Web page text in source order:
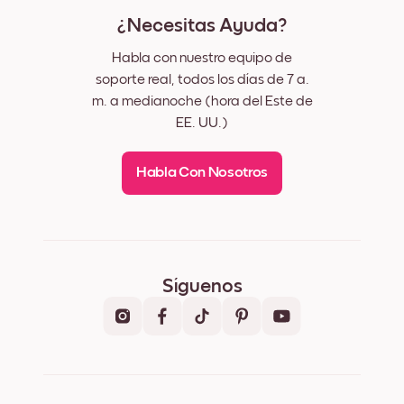
¿Necesitas Ayuda?
Habla con nuestro equipo de
soporte real, todos los días de 7 a.
m. a medianoche (hora del Este de
EE. UU.)
Habla Con Nosotros
Síguenos